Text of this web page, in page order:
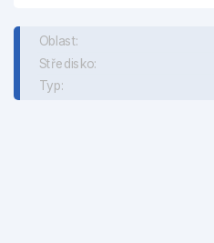
Oblast:
Středisko:
Typ: